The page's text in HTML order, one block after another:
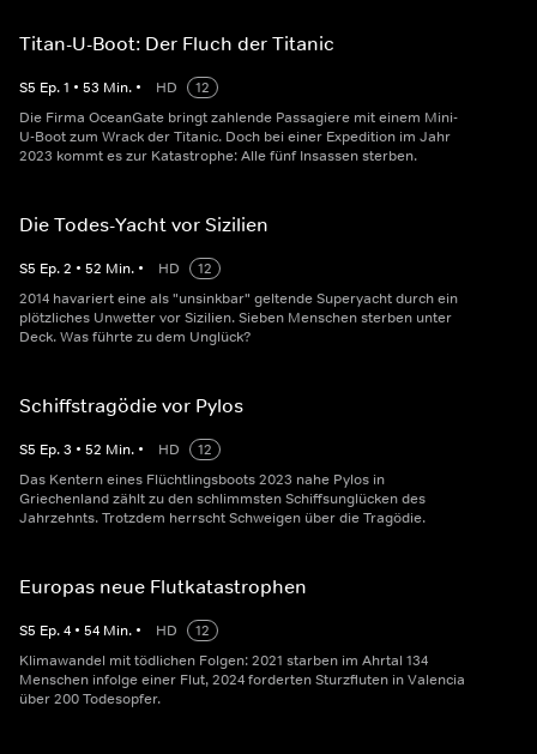
Titan-U-Boot: Der Fluch der Titanic
S5 Ep.1 • 53 Min. • HD
12
Die Firma OceanGate bringt zahlende Passagiere mit einem Mini-
U-Boot zum Wrack der Titanic. Doch bei einer Expedition im Jahr
2023 kommt es zur Katastrophe: Alle fünf Insassen sterben.
Die Todes-Yacht vor Sizilien
S5 Ep.2 • 52 Min. • HD
12
2014 havariert eine als "unsinkbar" geltende Superyacht durch ein
plötzliches Unwetter vor Sizilien. Sieben Menschen sterben unter
Deck. Was führte zu dem Unglück?
Schiffstragödie vor Pylos
S5 Ep.3 • 52 Min. • HD
12
Das Kentern eines Flüchtlingsboots 2023 nahe Pylos in
Griechenland zählt zu den schlimmsten Schiffsunglücken des
Jahrzehnts. Trotzdem herrscht Schweigen über die Tragödie.
Europas neue Flutkatastrophen
S5 Ep.4 • 54 Min. • HD
12
Klimawandel mit tödlichen Folgen: 2021 starben im Ahrtal 134
Menschen infolge einer Flut, 2024 forderten Sturzfluten in Valencia
über 200 Todesopfer.